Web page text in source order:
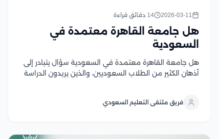
2026-03-11 14 دقائق قراءة
هل جامعة القاهرة معتمدة في
السعودية
هل جامعة القاهرة معتمدة في السعودية سؤال يتبادر إلى
أذهان الكثير من الطلاب السعوديين، والذين يريدون الدراسة
تاريخ مشرف في العملية التعليمية الأمر...
فريق ملتقى التعليم السعودي